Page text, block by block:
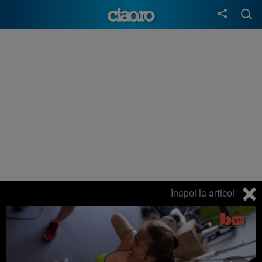
Înapoi la articol